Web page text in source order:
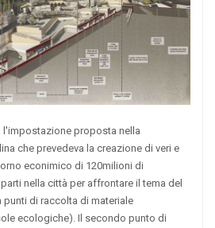
l'impostazione proposta nella
che prevedeva la creazione di veri e
econimico di 120milioni di
nella città per affrontare il tema del
di raccolta di materiale
ecologiche). Il secondo punto di